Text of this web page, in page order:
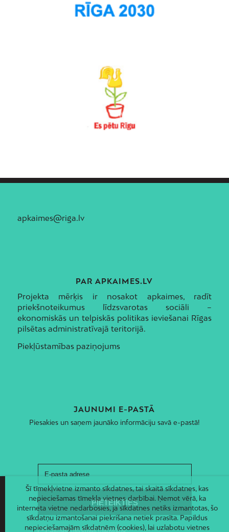
apkaimes@riga.lv
PAR APKAIMES.LV
Projekta mērķis ir nosakot apkaimes, radīt
priekšnoteikumus līdzsvarotas sociāli –
ekonomiskās un telpiskās politikas ieviešanai Rīgas
pilsētas administratīvajā teritorijā.
Piekļūstamības paziņojums
JAUNUMI E-PASTĀ
Piesakies un saņem jaunāko informāciju savā e-pastā!
Šī tīmekļvietne izmanto sīkdatnes, tai skaitā sīkdatnes, kas
nepieciešamas tīmekļa vietnes darbībai. Ņemot vērā, ka
interneta vietne nedarbosies, ja sīkdatnes netiks izmantotas, šo
sīkdatņu izmantošanai piekrišana netiek prasīta. Papildus
nepieciešamajām sīkdatnēm (cookies), lai uzlabotu vietnes